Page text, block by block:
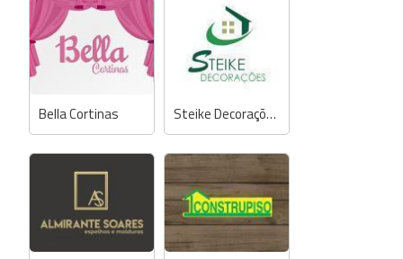
Bella Cortinas Steike Decorações